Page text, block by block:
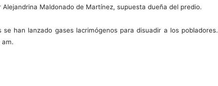
Maldonado de Martínez, supuesta dueña del predio.
han lanzado gases lacrimógenos para disuadir a los pobladores.
am.